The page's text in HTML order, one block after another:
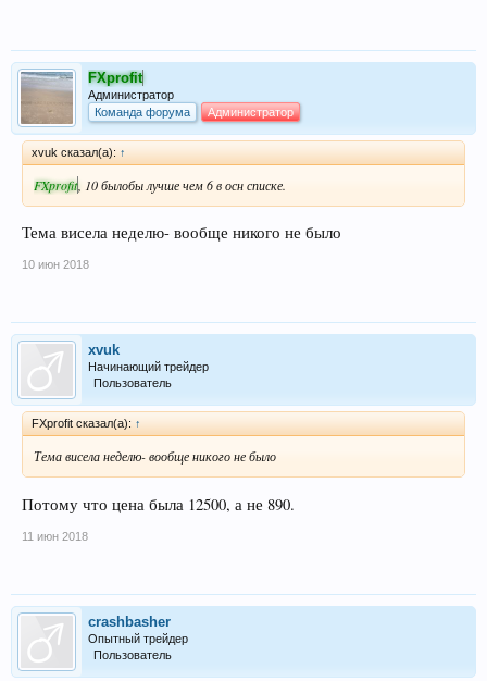
FXprofit
Администратор
Команда форума
Администратор
xvuk сказал(а): ↑
FXprofit, 10 былобы лучше чем 6 в осн списке.
Тема висела неделю- вообще никого не было
10 июн 2018
xvuk
Начинающий трейдер
Пользователь
FXprofit сказал(а): ↑
Тема висела неделю- вообще никого не было
Потому что цена была 12500, а не 890.
11 июн 2018
crashbasher
Опытный трейдер
Пользователь